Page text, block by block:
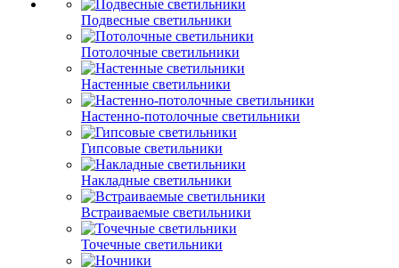
Подвесные светильники
Потолочные светильники
Настенные светильники
Настенно-потолочные светильники
Гипсовые светильники
Накладные светильники
Встраиваемые светильники
Точечные светильники